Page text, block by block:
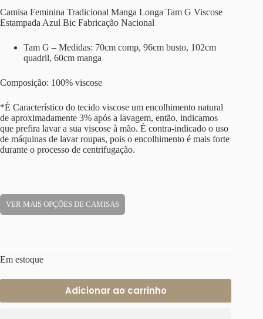
Camisa Feminina Tradicional Manga Longa Tam G Viscose
Estampada Azul Bic Fabricação Nacional
Tam G – Medidas: 70cm comp, 96cm busto, 102cm
quadril, 60cm manga
Composição: 100% viscose
*É Característico do tecido viscose um encolhimento natural
de aproximadamente 3% após a lavagem, então, indicamos
que prefira lavar a sua viscose à mão. É contra-indicado o uso
de máquinas de lavar roupas, pois o encolhimento é mais forte
durante o processo de centrifugação.
VER MAIS OPÇÕES DE CAMISAS
Em estoque
Adicionar ao carrinho